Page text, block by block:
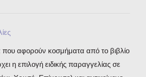
που αφορούν κοσμήματα από το βιβλίο
η επιλογή ειδικής παραγγελίας σε